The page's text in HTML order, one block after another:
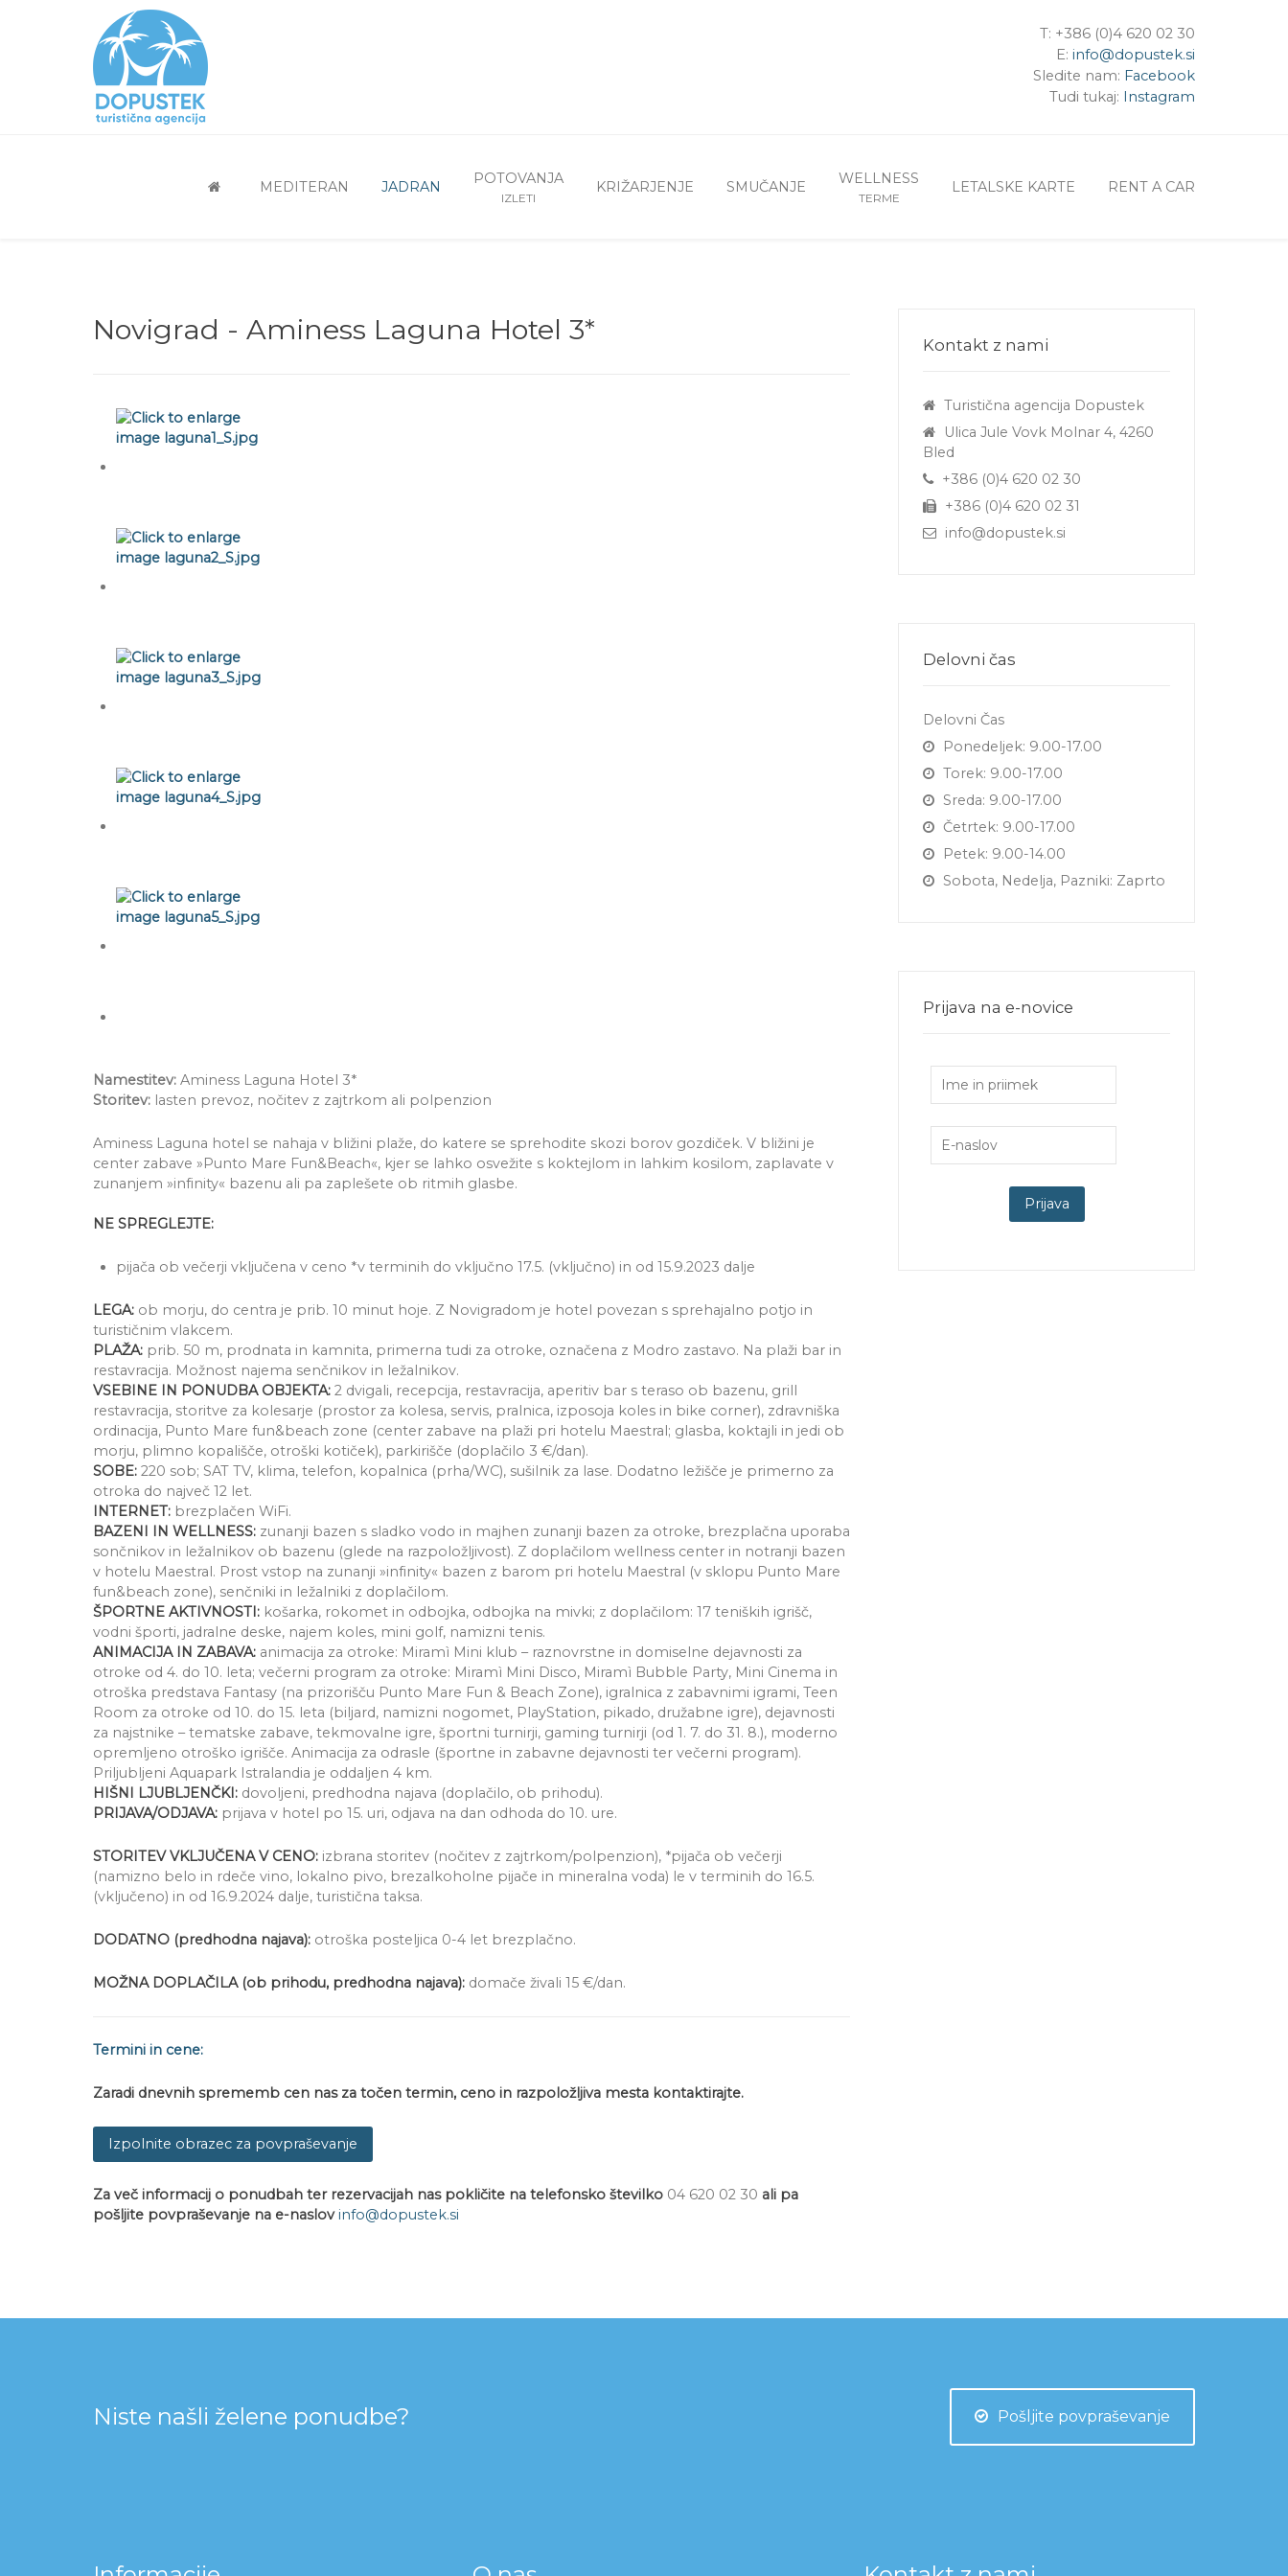
T: +386 (0)4 620 02 30
E: info@dopustek.si
Sledite nam: Facebook
Tudi tukaj: Instagram
MEDITERAN JADRAN POTOVANJA
IZLETI
KRIŽARJENJE SMUČANJE WELLNESS
TERME
LETALSKE KARTE RENT A CAR
Novigrad - Aminess Laguna Hotel 3*
Namestitev: Aminess Laguna Hotel 3*
Storitev: lasten prevoz, nočitev z zajtrkom ali polpenzion
Aminess Laguna hotel se nahaja v bližini plaže, do katere se sprehodite skozi borov gozdiček. V bližini je
center zabave »Punto Mare Fun&Beach«, kjer se lahko osvežite s koktejlom in lahkim kosilom, zaplavate v
zunanjem »infinity« bazenu ali pa zaplešete ob ritmih glasbe.
NE SPREGLEJTE:
pijača ob večerji vključena v ceno *v terminih do vključno 17.5. (vključno) in od 15.9.2023 dalje
LEGA: ob morju, do centra je prib. 10 minut hoje. Z Novigradom je hotel povezan s sprehajalno potjo in
turističnim vlakcem.
PLAŽA: prib. 50 m, prodnata in kamnita, primerna tudi za otroke, označena z Modro zastavo. Na plaži bar in
restavracija. Možnost najema senčnikov in ležalnikov.
VSEBINE IN PONUDBA OBJEKTA: 2 dvigali, recepcija, restavracija, aperitiv bar s teraso ob bazenu, grill
restavracija, storitve za kolesarje (prostor za kolesa, servis, pralnica, izposoja koles in bike corner), zdravniška
ordinacija, Punto Mare fun&beach zone (center zabave na plaži pri hotelu Maestral; glasba, koktajli in jedi ob
morju, plimno kopališče, otroški kotiček), parkirišče (doplačilo 3 €/dan).
SOBE: 220 sob; SAT TV, klima, telefon, kopalnica (prha/WC), sušilnik za lase. Dodatno ležišče je primerno za
otroka do največ 12 let.
INTERNET: brezplačen WiFi.
BAZENI IN WELLNESS: zunanji bazen s sladko vodo in majhen zunanji bazen za otroke, brezplačna uporaba
sončnikov in ležalnikov ob bazenu (glede na razpoložljivost). Z doplačilom wellness center in notranji bazen
v hotelu Maestral. Prost vstop na zunanji »infinity« bazen z barom pri hotelu Maestral (v sklopu Punto Mare
fun&beach zone), senčniki in ležalniki z doplačilom.
ŠPORTNE AKTIVNOSTI: košarka, rokomet in odbojka, odbojka na mivki; z doplačilom: 17 teniških igrišč,
vodni športi, jadralne deske, najem koles, mini golf, namizni tenis.
ANIMACIJA IN ZABAVA: animacija za otroke: Miramì Mini klub – raznovrstne in domiselne dejavnosti za
otroke od 4. do 10. leta; večerni program za otroke: Miramì Mini Disco, Miramì Bubble Party, Mini Cinema in
otroška predstava Fantasy (na prizorišču Punto Mare Fun & Beach Zone), igralnica z zabavnimi igrami, Teen
Room za otroke od 10. do 15. leta (biljard, namizni nogomet, PlayStation, pikado, družabne igre), dejavnosti
za najstnike – tematske zabave, tekmovalne igre, športni turnirji, gaming turnirji (od 1. 7. do 31. 8.), moderno
opremljeno otroško igrišče. Animacija za odrasle (športne in zabavne dejavnosti ter večerni program).
Priljubljeni Aquapark Istralandia je oddaljen 4 km.
HIŠNI LJUBLJENČKI: dovoljeni, predhodna najava (doplačilo, ob prihodu).
PRIJAVA/ODJAVA: prijava v hotel po 15. uri, odjava na dan odhoda do 10. ure.
STORITEV VKLJUČENA V CENO: izbrana storitev (nočitev z zajtrkom/polpenzion), *pijača ob večerji
(namizno belo in rdeče vino, lokalno pivo, brezalkoholne pijače in mineralna voda) le v terminih do 16.5.
(vključeno) in od 16.9.2024 dalje, turistična taksa.
DODATNO (predhodna najava): otroška posteljica 0-4 let brezplačno.
MOŽNA DOPLAČILA (ob prihodu, predhodna najava): domače živali 15 €/dan.
Termini in cene:
Zaradi dnevnih sprememb cen nas za točen termin, ceno in razpoložljiva mesta kontaktirajte.
Izpolnite obrazec za povpraševanje
Za več informacij o ponudbah ter rezervacijah nas pokličite na telefonsko številko 04 620 02 30 ali pa
pošljite povpraševanje na e-naslovinfo@dopustek.si
Kontakt z nami
Turistična agencija Dopustek
Ulica Jule Vovk Molnar 4, 4260
Bled
+386 (0)4 620 02 30
+386 (0)4 620 02 31
info@dopustek.si
Delovni čas
Delovni Čas
Ponedeljek: 9.00-17.00
Torek: 9.00-17.00
Sreda: 9.00-17.00
Četrtek: 9.00-17.00
Petek: 9.00-14.00
Sobota, Nedelja, Pazniki: Zaprto
Prijava na e-novice
Niste našli želene ponudbe? Pošljite povpraševanje